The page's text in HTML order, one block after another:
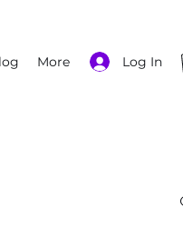
Log In
More